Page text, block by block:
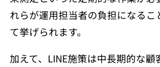
れらが運用担当者の負担になるこ
て挙げられます。
加えて、LINE施策は中長期的な顧